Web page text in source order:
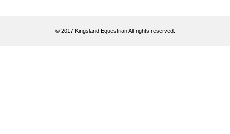
© 2017 Kingsland Equestrian All rights reserved.